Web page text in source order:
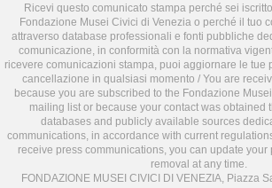
Ricevi questo comunicato stampa perché sei
Fondazione Musei Civici di Venezia o perché il tuo
attraverso database professionali e fonti pubbliche
comunicazione, in conformità con la normativa
ricevere comunicazioni stampa, puoi aggiornare le tue
cancellazione in qualsiasi momento / You are
because you are subscribed to the Fondazione
mailing list or because your contact was obtained
databases and publicly available sources
communications, in accordance with current
receive press communications, you can update your
removal at any time.
FONDAZIONE MUSEI CIVICI DI VENEZIA, Piazza